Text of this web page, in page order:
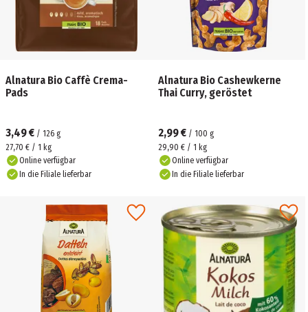
Alnatura Bio Caffè Crema-
Pads
3,49 € / 126 g
27,70 € / 1 kg
Online verfügbar
In die Filiale lieferbar
Alnatura Bio Cashewkerne
Thai Curry, geröstet
2,99 € / 100 g
29,90 € / 1 kg
Online verfügbar
In die Filiale lieferbar